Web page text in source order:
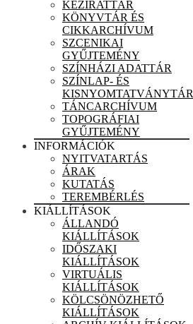
KÉZIRATTÁR
KÖNYVTÁR ÉS
CIKKARCHÍVUM
SZCENIKAI
GYŰJTEMÉNY
SZÍNHÁZI ADATTÁR
SZÍNLAP- ÉS
KISNYOMTATVÁNYTÁR
TÁNCARCHÍVUM
TOPOGRÁFIAI
GYŰJTEMÉNY
INFORMÁCIÓK
NYITVATARTÁS
ÁRAK
KUTATÁS
TEREMBÉRLÉS
KIÁLLÍTÁSOK
ÁLLANDÓ
KIÁLLÍTÁSOK
IDŐSZAKI
KIÁLLÍTÁSOK
VIRTUÁLIS
KIÁLLÍTÁSOK
KÖLCSÖNÖZHETŐ
KIÁLLÍTÁSOK